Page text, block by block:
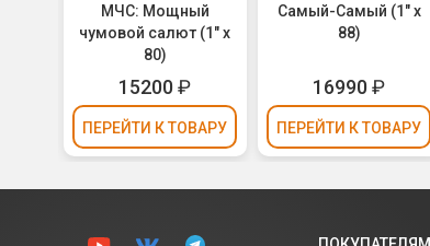
МЧС: Мощный
чумовой салют (1" х
80)
15200₽
ПЕРЕЙТИ К ТОВАРУ
Самый-Самый (1" х
88)
16990₽
ПЕРЕЙТИ К ТОВАРУ